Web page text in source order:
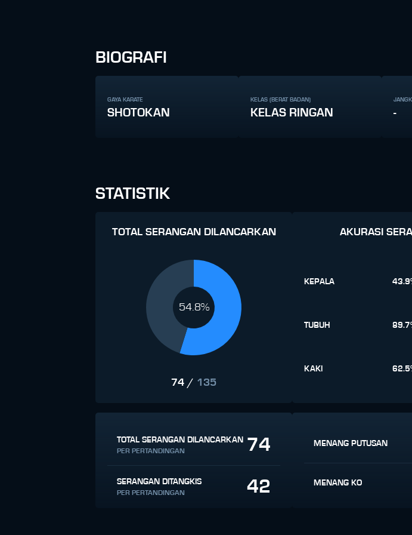
BIOGRAFI
GAYA KARATE
SHOTOKAN
KELAS (BERAT BADAN)
KELAS RINGAN -
STATISTIK
TOTAL SERANGAN DILANCARKAN
54.8%
74 / 135
AKURASI
KEPALA
TUBUH
KAKI
TOTAL SERANGAN DILANCARKAN
PER PERTANDINGAN 74
SERANGAN DITANGKIS
PER PERTANDINGAN 42
MENANG PUTUSAN
MENANG KO